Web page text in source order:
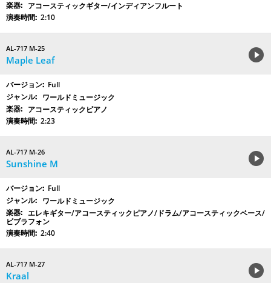
アコースティックギター/インディアンフルート
2:10
AL-717 M-25
Maple Leaf
Full
ワールドミュージック
アコースティックピアノ
2:23
AL-717 M-26
Sunshine M
Full
ワールドミュージック
エレキギター/アコースティックピアノ/ドラム/アコースティックベース/
ビブラフォン
2:40
AL-717 M-27
Kraal